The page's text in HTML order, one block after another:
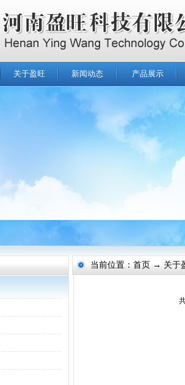
关于盈旺 新闻动态 产品展示
当前位置：首页 → 关于